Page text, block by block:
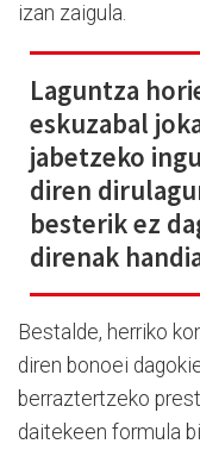
izan zaigula.
Laguntza
eskuzabal
jabetzeko
diren
besterik ez
direnak
Bestalde, herriko
diren bonoei
berraztertzeko
daitekeen formula